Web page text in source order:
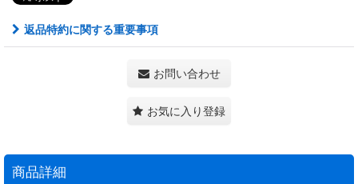
返品特約に関する重要事項
お問い合わせ
お気に入り登録
商品詳細